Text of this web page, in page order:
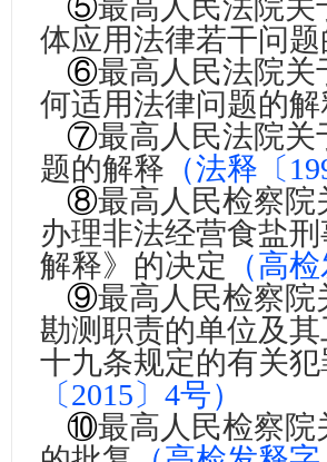
⑤最高人民法院
体应用法律若干问
⑥最高人民法院
何适用法律问题的解
⑦最高人民法院
题的解释 （法释〔
⑧最高人民检察
办理非法经营食盐
解释》的决定 （高检
⑨最高人民检察
勘测职责的单位及
十九条规定的有关
〔2015〕4号）
⑩最高人民检察